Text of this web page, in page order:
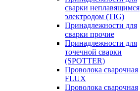
сварки неплавящимся
электродом (TIG)
Принадлежности для
сварки прочие
Принадлежности для
точечной сварки
(SPOTTER)
Проволока сварочная
FLUX
Проволока сварочная